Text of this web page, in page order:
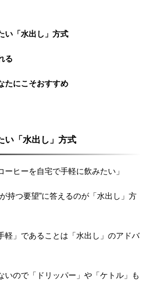
い「水出し」方式
る
たにこそおすすめ
い「水出し」方式
ーヒーを自宅で手軽に飲みたい」
持つ要望”に答えるのが「水出し」方
軽」であることは「水出し」のアドバ
いので「ドリッパー」や「ケトル」も